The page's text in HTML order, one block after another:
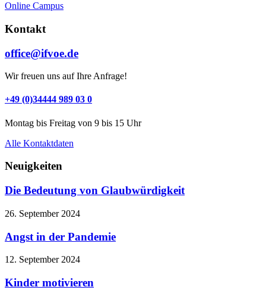
Online Campus
Kontakt
office@ifvoe.de
Wir freuen uns auf Ihre Anfrage!
+49 (0)34444 989 03 0
Montag bis Freitag von 9 bis 15 Uhr
Alle Kontaktdaten
Neuigkeiten
Die Bedeutung von Glaubwürdigkeit
26. September 2024
Angst in der Pandemie
12. September 2024
Kinder motivieren